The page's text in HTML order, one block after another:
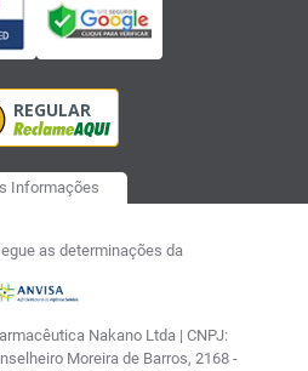
Informações
as determinações da
Nakano Ltda | CNPJ:
Moreira de Barros, 2168 -